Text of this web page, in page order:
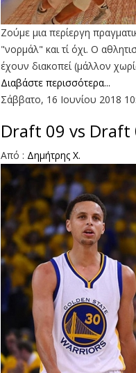
Ζούμε μια περίεργη
"νορμάλ" και τί όχι. Ο
έχουν διακοπεί (μάλλον
Διαβάστε περισσότερα...
Σάββατο, 16 Ιουνίου 2018
Draft 09 vs Draft
Από : Δημήτρης Χ.